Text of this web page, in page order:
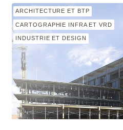
ARCHITECTURE ET BTP
CARTOGRAPHIE INFRA ET VRD
INDUSTRIE ET DESIGN